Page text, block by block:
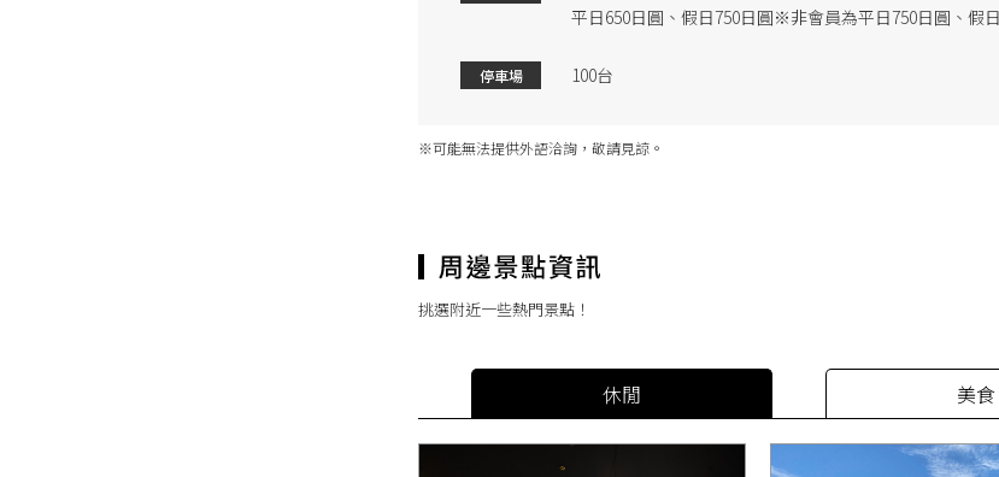
平日650日圓、假日750日圓※非會員為平日750日圓、假
停車場 100台
※可能無法提供外語洽詢，敬請見諒。
挑選附近一些熱門景點！
休閒 美食